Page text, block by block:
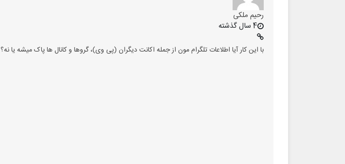
رحیم ملکی
4 سال گذشته
با این کار آیا اطلاعات تلگرام مون از جمله اکانت دیگران (پی وی)، گروها و کانال ها پاک میشه یا نه؟